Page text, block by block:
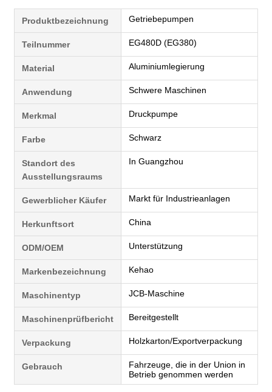
Produktbezeichnung Getriebepumpen
Teilnummer EG480D (EG380)
Material Aluminiumlegierung
Anwendung Schwere Maschinen
Merkmal Druckpumpe
Farbe Schwarz
Standort des
Ausstellungsraums
In Guangzhou
Gewerblicher Käufer Markt für Industrieanlagen
Herkunftsort China
ODM/OEM Unterstützung
Markenbezeichnung Kehao
Maschinentyp JCB-Maschine
Maschinenprüfbericht Bereitgestellt
Verpackung Holzkarton/Exportverpackung
Gebrauch
Fahrzeuge, die in der Union in
Betrieb genommen werden